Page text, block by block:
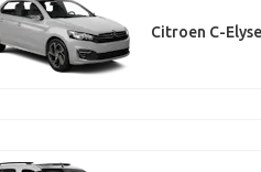
Citroen C-